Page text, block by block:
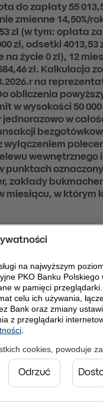
do zapłaty 55
zmienne 14,50%/
zł (w tym: opłata
zł, odsetki 4013,53
na życie 0 zł), 12
zł. Kalkulacja
na
obliczenia
w wysokości 50 000
w
wyłączeniem
wewnętrznego
punktach
zakłady
miesiącu, w którym
© 2026 PKO Bank
Kod BIC (Swift):
Do góry